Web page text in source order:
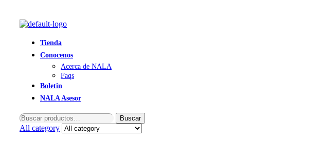
Tienda
Conocenos
Acerca de NALA
Faqs
Boletin
NALA Asesor
Buscar
por:
Buscar
All category